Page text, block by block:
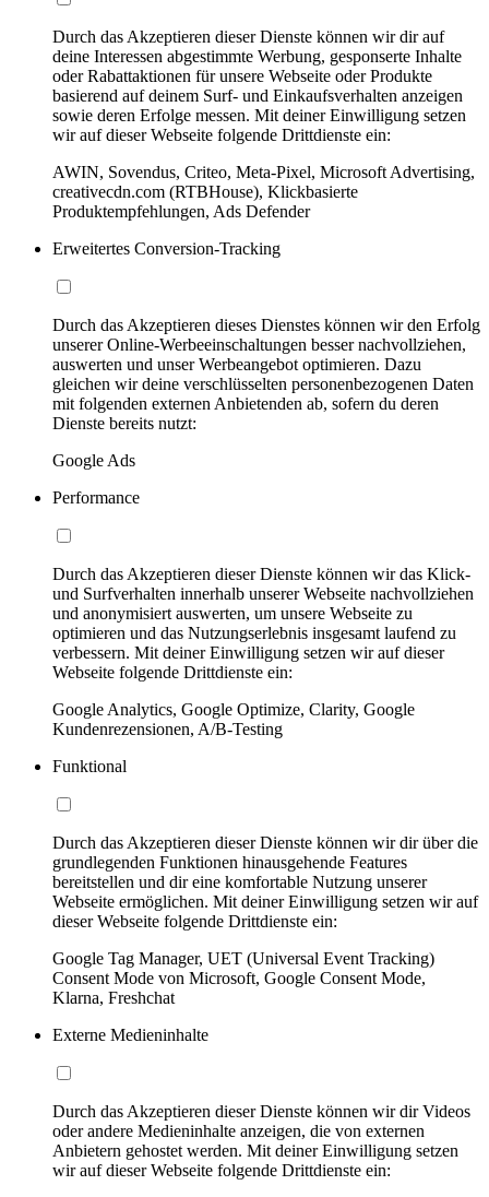
Durch das Akzeptieren dieser Dienste können wir dir auf
deine Interessen abgestimmte Werbung, gesponserte Inhalte
oder Rabattaktionen für unsere Webseite oder Produkte
basierend auf deinem Surf- und Einkaufsverhalten anzeigen
sowie deren Erfolge messen. Mit deiner Einwilligung setzen
wir auf dieser Webseite folgende Drittdienste ein:
AWIN, Sovendus, Criteo, Meta-Pixel, Microsoft Advertising,
creativecdn.com (RTBHouse), Klickbasierte
Produktempfehlungen, Ads Defender
Erweitertes Conversion-Tracking
Durch das Akzeptieren dieses Dienstes können wir den Erfolg
unserer Online-Werbeeinschaltungen besser nachvollziehen,
auswerten und unser Werbeangebot optimieren. Dazu
gleichen wir deine verschlüsselten personenbezogenen Daten
mit folgenden externen Anbietenden ab, sofern du deren
Dienste bereits nutzt:
Google Ads
Performance
Durch das Akzeptieren dieser Dienste können wir das Klick-
und Surfverhalten innerhalb unserer Webseite nachvollziehen
und anonymisiert auswerten, um unsere Webseite zu
optimieren und das Nutzungserlebnis insgesamt laufend zu
verbessern. Mit deiner Einwilligung setzen wir auf dieser
Webseite folgende Drittdienste ein:
Google Analytics, Google Optimize, Clarity, Google
Kundenrezensionen, A/B-Testing
Funktional
Durch das Akzeptieren dieser Dienste können wir dir über die
grundlegenden Funktionen hinausgehende Features
bereitstellen und dir eine komfortable Nutzung unserer
Webseite ermöglichen. Mit deiner Einwilligung setzen wir auf
dieser Webseite folgende Drittdienste ein:
Google Tag Manager, UET (Universal Event Tracking)
Consent Mode von Microsoft, Google Consent Mode,
Klarna, Freshchat
Externe Medieninhalte
Durch das Akzeptieren dieser Dienste können wir dir Videos
oder andere Medieninhalte anzeigen, die von externen
Anbietern gehostet werden. Mit deiner Einwilligung setzen
wir auf dieser Webseite folgende Drittdienste ein: